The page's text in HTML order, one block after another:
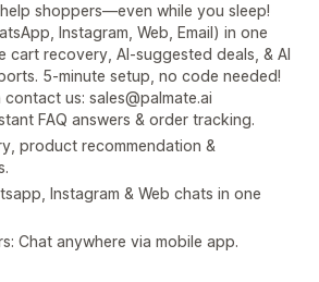
shoppers—even while you sleep!
Instagram, Web, Email) in one
cart recovery, AI-suggested deals, & AI
5-minute setup, no code needed!
contact us: sales@palmate.ai
FAQ answers & order tracking.
product recommendation &
Instagram & Web chats in one
Chat anywhere via mobile app.